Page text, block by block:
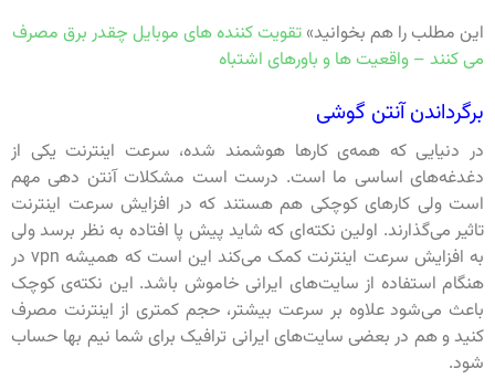
این مطلب را هم بخوانید» تقویت کننده های موبایل چقدر برق مصرف
می کنند – واقعیت ها و باورهای اشتباه
برگرداندن آنتن گوشی
در دنیایی که همه‌ی کارها هوشمند شده، سرعت اینترنت یکی از
دغدغه‌های اساسی ما است. درست است مشکلات آنتن دهی مهم
است ولی کارهای کوچکی هم هستند که در افزایش سرعت اینترنت
تاثیر می‌گذارند. اولین نکته‌ای که شاید پیش پا افتاده به نظر برسد ولی
به افزایش سرعت اینترنت کمک می‌کند این است که همیشه vpn در
هنگام استفاده از سایت‌های ایرانی خاموش باشد. این نکته‌ی کوچک
باعث می‌شود علاوه بر سرعت بیشتر، حجم کمتری از اینترنت مصرف
کنید و هم در بعضی سایت‌های ایرانی‌ ترافیک برای شما نیم بها حساب
شود.